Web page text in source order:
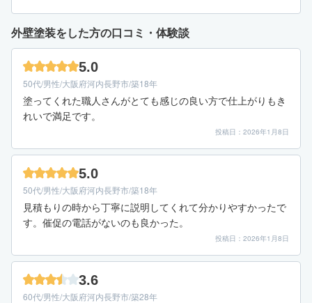
外壁塗装をした方の口コミ・体験談
5.0
50代/男性/大阪府河内長野市/築18年
塗ってくれた職人さんがとても感じの良い方で仕上がりもき
れいで満足です。
投稿日：2026年1月8日
5.0
50代/男性/大阪府河内長野市/築18年
見積もりの時から丁寧に説明してくれて分かりやすかったで
す。催促の電話がないのも良かった。
投稿日：2026年1月8日
3.6
60代/男性/大阪府河内長野市/築28年